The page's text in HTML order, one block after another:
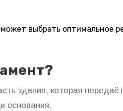
выбрать оптимальное
здания, которая передаёт
основания.